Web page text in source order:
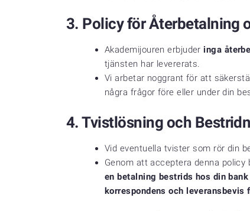
3. Policy för Återbetalning
Akademijouren erbjuder inga
tjänsten har levererats.
Vi arbetar noggrant för att
några frågor före eller under din
4.Tvistlösning och
Vid eventuella tvister som rör din
Genom att acceptera denna
en betalning bestrids hos din
korrespondens och